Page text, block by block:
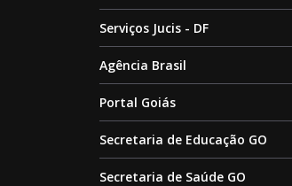
Serviços Jucis - DF
Agência Brasil
Portal Goiás
Secretaria de Educação GO
Secretaria de Saúde GO